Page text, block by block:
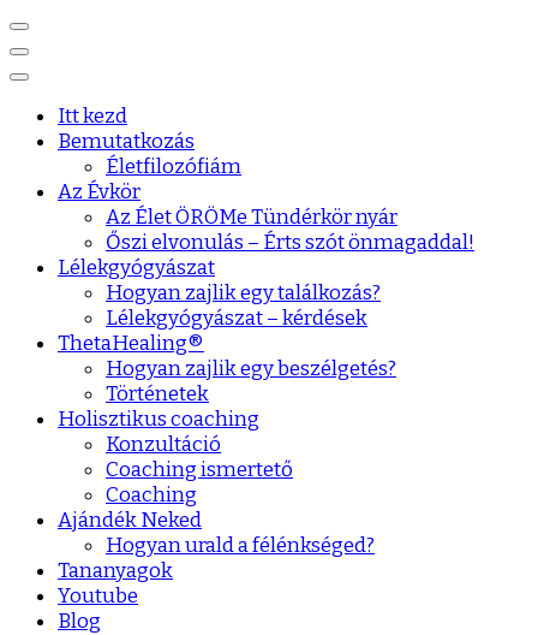
Itt kezd
Bemutatkozás
Életfilozófiám
Az Évkör
Az Élet ÖRÖMe Tündérkör nyár
Őszi elvonulás – Érts szót önmagaddal!
Lélekgyógyászat
Hogyan zajlik egy találkozás?
Lélekgyógyászat – kérdések
ThetaHealing®
Hogyan zajlik egy beszélgetés?
Történetek
Holisztikus coaching
Konzultáció
Coaching ismertető
Coaching
Ajándék Neked
Hogyan urald a félénkséged?
Tananyagok
Youtube
Blog